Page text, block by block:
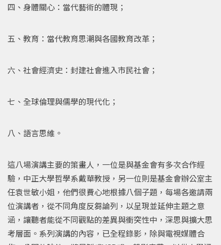
四、身體關心：當代藝術的體現；
五、教育：當代教育思潮與各國教育改革；
六、社會經濟史：封建社會進入市民社會；
七、全球倫理與儒學的現代化；
八、語言思維。
這八場演講主要的策畫人，一位是與基金會有多次合作經
驗，中正大學哲學系戴華教授，另一位則是基金會辦公室主
任袁世敏小姐，他們很費心地根據八個子題，每場各邀請兩
位演講者，從不同角度反芻論列，以呈現並延伸主題之意
涵，讓聽者能從不同觀點的差異與衝突性中，深思與擴大思
考層面。系列演講的內容，已全程錄影，除與電視媒體合